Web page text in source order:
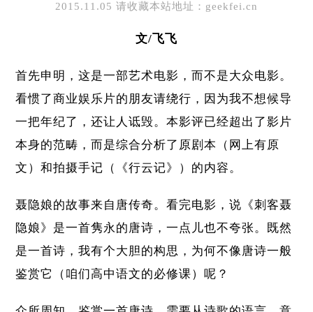
2015.11.05 请收藏本站地址：geekfei.cn
文/飞飞
首先申明，这是一部艺术电影，而不是大众电影。
看惯了商业娱乐片的朋友请绕行，因为我不想候导
一把年纪了，还让人诋毁。本影评已经超出了影片
本身的范畴，而是综合分析了原剧本（网上有原
文）和拍摄手记（《行云记》）的内容。
聂隐娘的故事来自唐传奇。看完电影，说《刺客聂
隐娘》是一首隽永的唐诗，一点儿也不夸张。既然
是一首诗，我有个大胆的构思，为何不像唐诗一般
鉴赏它（咱们高中语文的必修课）呢？